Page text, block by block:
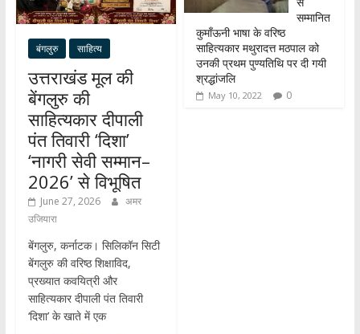
बंगलुरु साहित्य
उत्तराखंड मूल की
बेंगलुरु की
साहित्यकार दीपाली
पंत तिवारी ‘दिशा’
‘नागरी सेवी सम्मान–
2026’ से विभूषित
June 27, 2026
अमर
उजियारा
बेंगलुरु, कर्नाटक। सिलिकॉन सिटी
बेंगलुरु की वरिष्ठ शिक्षाविद,
प्रख्यात कवयित्री और
साहित्यकार दीपाली पंत तिवारी
‘दिशा’ के खाते में एक
सम्मानित
कुमाँऊनी भाषा के वरिष्ठ
साहित्यकार मथुरादत्त मठपाल को
उनकी प्रथम पुण्यतिथि पर दी गयी
श्रद्धांजलि
May 10, 2022 0